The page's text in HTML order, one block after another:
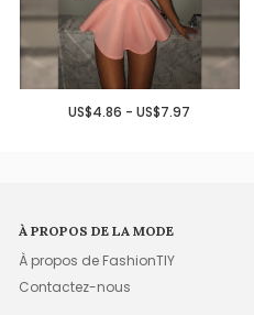
US$4.86 - US$7.97
À PROPOS DE LA MODE
À propos de FashionTIY
Contactez-nous